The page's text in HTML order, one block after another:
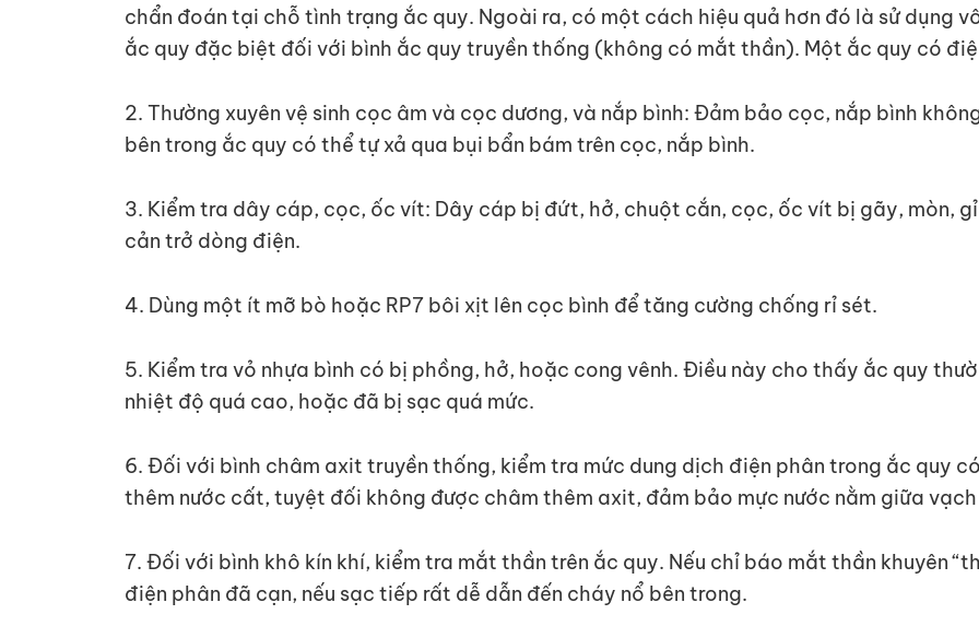
chẩn đoán tại chỗ tình trạng ắc quy. Ngoài ra, có một cách hiệu quả hơn đó là sử dụng
ắc quy đặc biệt đối với bình ắc quy truyền thống (không có mắt thần). Một ắc quy có
2. Thường xuyên vệ sinh cọc âm và cọc dương, và nắp bình: Đảm bảo cọc, nắp bình
bên trong ắc quy có thể tự xả qua bụi bẩn bám trên cọc, nắp bình.
3. Kiểm tra dây cáp, cọc, ốc vít: Dây cáp bị đứt, hở, chuột cắn, cọc, ốc vít bị gãy, mòn,
cản trở dòng điện.
4. Dùng một ít mỡ bò hoặc RP7 bôi xịt lên cọc bình để tăng cường chống rỉ sét.
5. Kiểm tra vỏ nhựa bình có bị phồng, hở, hoặc cong vênh. Điều này cho thấy ắc quy
nhiệt độ quá cao, hoặc đã bị sạc quá mức.
6. Đối với bình châm axit truyền thống, kiểm tra mức dung dịch điện phân trong ắc quy
thêm nước cất, tuyệt đối không được châm thêm axit, đảm bảo mực nước nằm giữa vạch
7. Đối với bình khô kín khí, kiểm tra mắt thần trên ắc quy. Nếu chỉ báo mắt thần khuyên
điện phân đã cạn, nếu sạc tiếp rất dễ dẫn đến cháy nổ bên trong.